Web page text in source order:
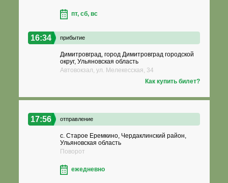
пт, сб, вс
16:34 прибытие
Димитровград, город Димитровград городской
округ, Ульяновская область
Автовокзал, ул. Мелекесская, 34
Как купить билет?
17:56 отправление
с. Старое Еремкино, Чердаклинский район,
Ульяновская область
Поворот
ежедневно